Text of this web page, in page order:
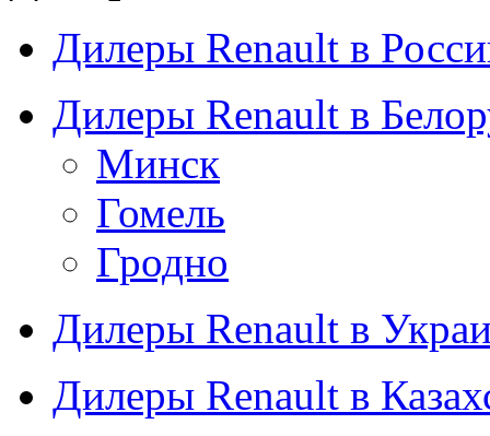
Дилеры Renault в
Дилеры Renault в
Минск
Гомель
Гродно
Дилеры Renault в
Дилеры Renault в